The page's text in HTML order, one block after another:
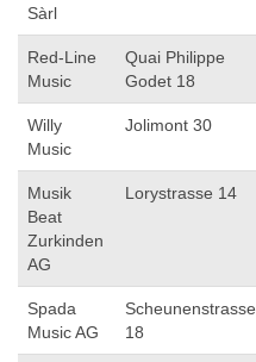
Sàrl
Red-Line
Music
Quai Philippe
Godet 18
Willy
Music
Jolimont 30
Musik
Beat
Zurkinden
AG
Lorystrasse 14
Spada
Music AG
Scheunenstrasse
18